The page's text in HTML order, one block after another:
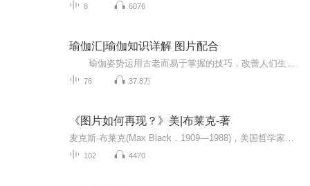
8 6076
瑜伽汇|瑜伽知识详解 图片配合
76 37.8万
《图片如何再现？》美|布莱克-著
102 4470